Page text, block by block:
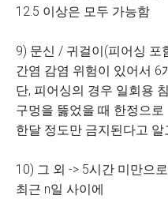
12.5 이상은 모두 가능함
9) 문신 / 귀걸이(피어싱 포
간염 감염 위험이 있어서 6
단, 피어싱의 경우 일회용
구멍을 뚫었을 때 한정으로
한달 정도만 금지된다고 알
10) 그 외 -> 5시간 미만으
최근 n일 사이에